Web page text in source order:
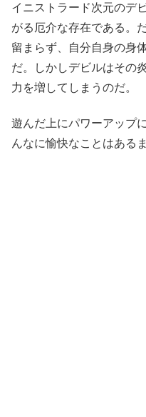
イニストラード次元のデ
がる厄介な存在である。
留まらず、自分自身の身
だ。しかしデビルはその
力を増してしまうのだ。
遊んだ上にパワーアップ
んなに愉快なことはあるま